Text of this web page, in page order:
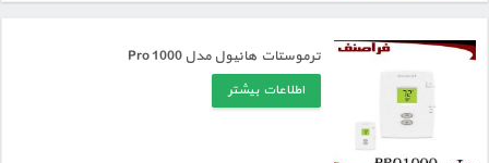
ترموستات هانیول مدل Pro 1000
اطلاعات بیشتر